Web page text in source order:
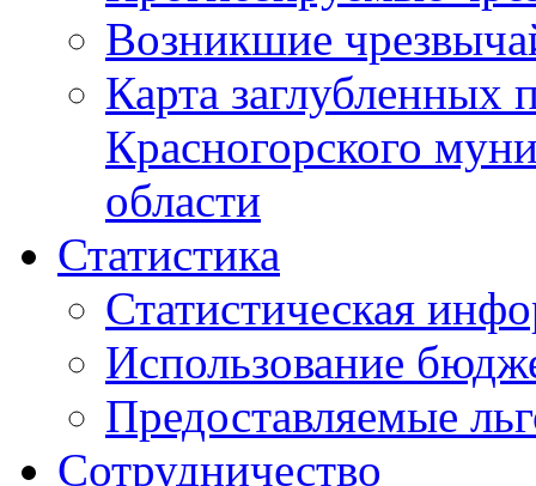
Возникшие
Карта
Красногорского
области
Статистика
Статистическая
Использование
Предоставляемые
Сотрудничество